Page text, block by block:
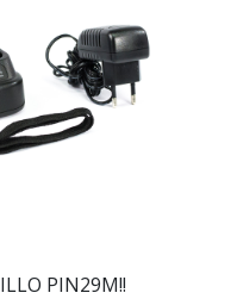
PIN29M!!